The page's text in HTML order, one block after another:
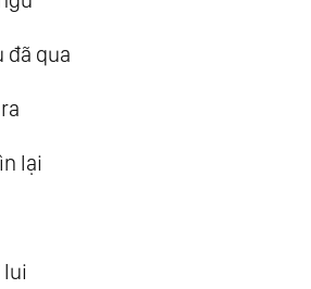
Trí Tuệ Chính Là Sự Đơn
Người Trong Lúc Khó
Và Giải Thoát
đã qua
lại
lui